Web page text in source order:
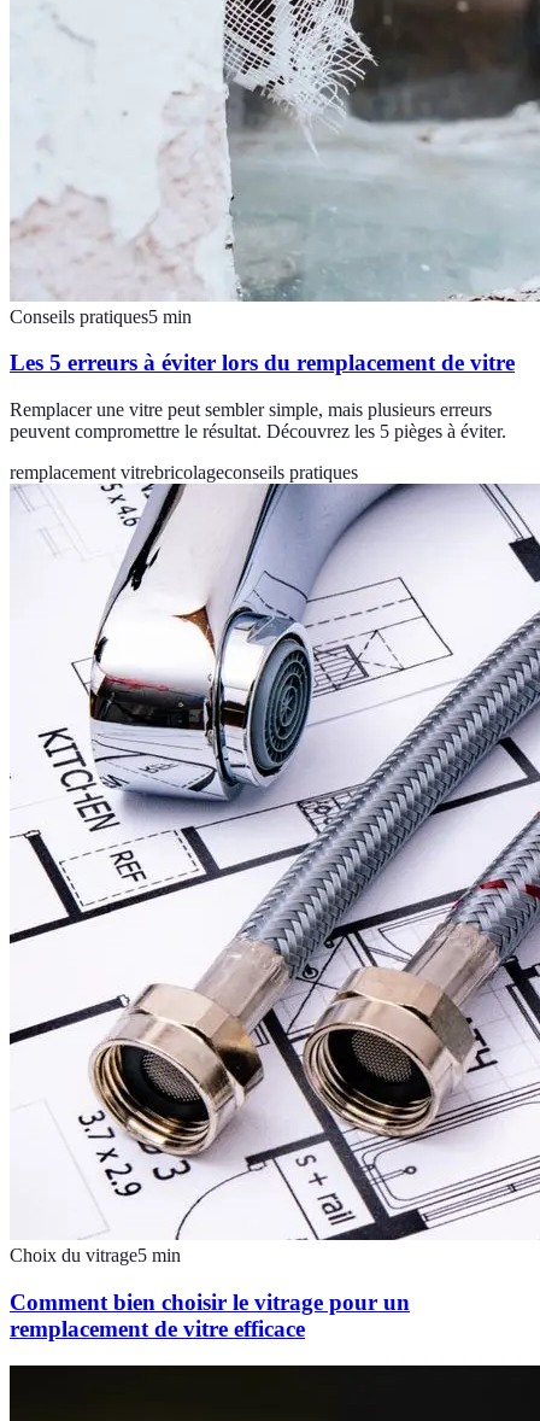
Conseils pratiques5 min
Les 5 erreurs à éviter lors du remplacement de vitre
Remplacer une vitre peut sembler simple, mais plusieurs erreurs
peuvent compromettre le résultat. Découvrez les 5 pièges à éviter.
remplacement vitrebricolageconseils pratiques
Choix du vitrage5 min
Comment bien choisir le vitrage pour un
remplacement de vitre efficace